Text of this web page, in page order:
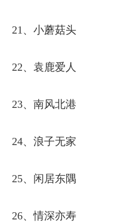
21、小蘑菇头
22、袁鹿爱人
23、南风北港
24、浪子无家
25、闲居东隅
26、情深亦寿